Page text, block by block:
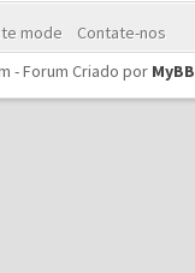
mode
Contate-nos
- Forum Criado por MyBB